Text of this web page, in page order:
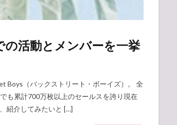
活動とメンバーを一挙
Boys（バックストリート・ボーイズ）。 全
も累計700万枚以上のセールスを誇り現在
紹介してみたいと […]